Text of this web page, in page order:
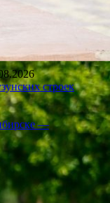
строек
—